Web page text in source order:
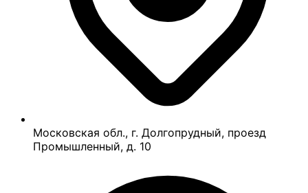
Московская обл., г. Долгопрудный, проезд
Промышленный, д. 10